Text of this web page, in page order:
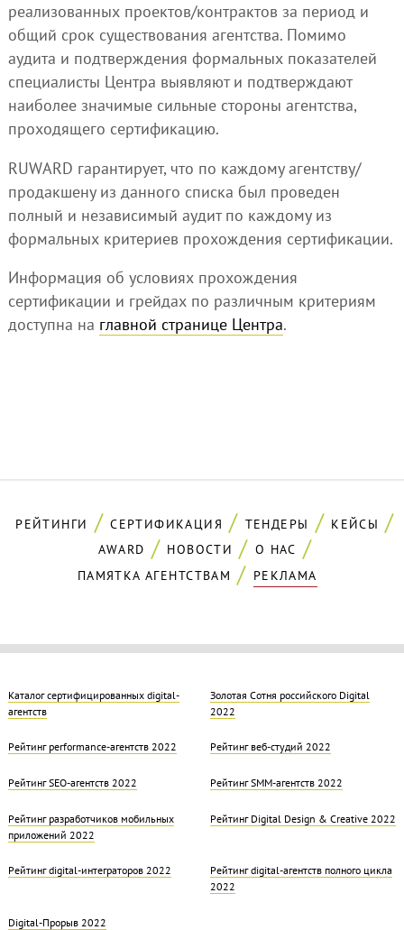
реализованных проектов/контрактов за период и
общий срок существования агентства. Помимо
аудита и подтверждения формальных показателей
специалисты Центра выявляют и подтверждают
наиболее значимые сильные стороны агентства,
проходящего сертификацию.
RUWARD гарантирует, что по каждому агентству/
продакшену из данного списка был проведен
полный и независимый аудит по каждому из
формальных критериев прохождения сертификации.
Информация об условиях прохождения
сертификации и грейдах по различным критериям
доступна на главной странице Центра.
РЕЙТИНГИ СЕРТИФИКАЦИЯ ТЕНДЕРЫ
КЕЙСЫ
AWARD
НОВОСТИ
О НАС
ПАМЯТКА АГЕНТСТВАМ
РЕКЛАМА
Каталог сертифицированных digital-
агентств
Золотая Cотня российского Digital
2022
Рейтинг performance-агентств 2022 Рейтинг веб-студий 2022
Рейтинг SEO-агентств 2022 Рейтинг SMM-агентств 2022
Рейтинг разработчиков мобильных
приложений 2022
Рейтинг Digital Design & Creative 2022
Рейтинг digital-интеграторов 2022
Рейтинг digital-агентств полного цикла
2022
Digital-Прорыв 2022